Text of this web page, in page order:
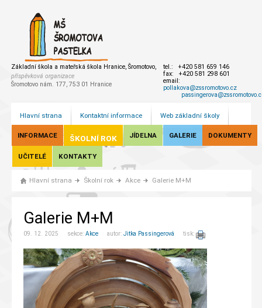
Základní škola a mateřská škola Hranice, Šromotovo,
příspěvková organizace
Šromotovo nám. 177, 753 01 Hranice
tel.: +420 581 659 146
fax: +420 581 298 601
email:
pollakova@zssromotovo.cz
Hlavní strana Kontaktní informace Web základní školy
INFORMACE ŠKOLNÍ ROK JÍDELNA GALERIE DOKUMENTY
UČITELÉ KONTAKTY
Hlavní strana Školní rok Akce Galerie M+M
Galerie M+M
09. 12. 2025 sekce: Akce autor: Jitka Passingerová tisk: